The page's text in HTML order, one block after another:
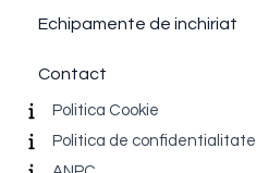
Echipamente de inchiriat
Contact
Politica Cookie
Politica de confidentialitate